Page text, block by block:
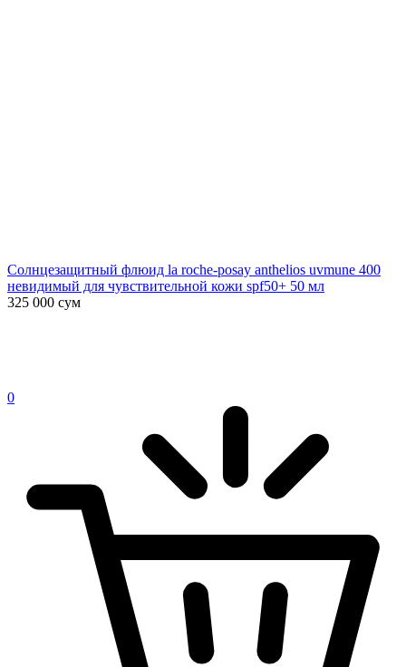
Солнцезащитный флюид la roche-posay anthelios uvmune 400
невидимый для чувствительной кожи spf50+ 50 мл
325 000 сум
0